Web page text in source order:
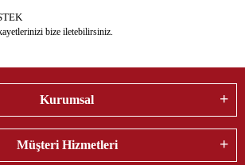
bize iletebilirsiniz.
Kurumsal
Müşteri Hizmetleri